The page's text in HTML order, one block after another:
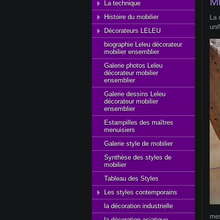
La
La technique
Histoire du mobilier
Décorateurs LELEU
biographie Leleu décorateur
mobilier ensemblier
Galerie photos Leleu
décorateur mobilier
ensemblier
Galerie dessins Leleu
décorateur mobilier
ensemblier
Estampilles des maîtres
menuisiers
Galerie style de mobilier
Synthèse des styles de
mobilier
Tableau des Styles
Les styles contemporains
la décoration industrielle